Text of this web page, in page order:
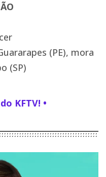
(PE), mora
(SP)
KFTV! •